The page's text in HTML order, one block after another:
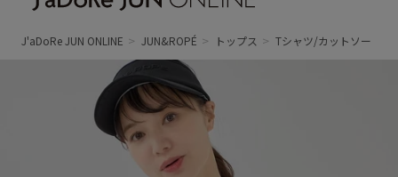
ン オンライン）
J'aDoRe JUN ONLINE JUN&ROPÉ トップス Tシャツ/カットソー